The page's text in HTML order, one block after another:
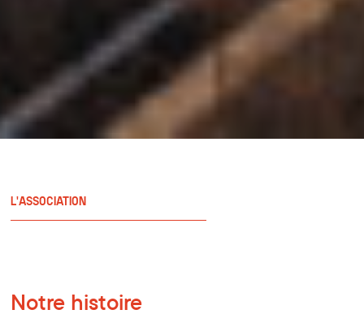
L'ASSOCIATION
Notre histoire